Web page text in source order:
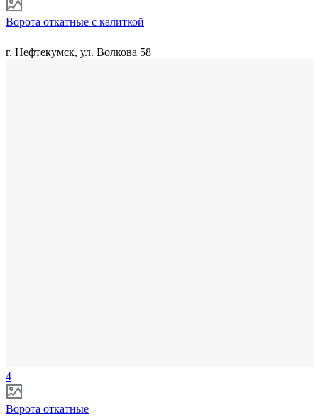
Ворота откатные с калиткой
г. Нефтекумск, ул. Волкова 58
4
Ворота откатные